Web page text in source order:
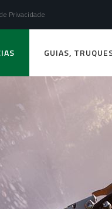
Privacidade
GUIAS,